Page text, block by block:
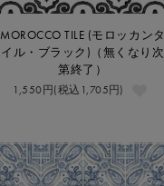
MOROCCO TILE (モロッカンタ
イル・ブラック)（無くなり次
第終了）
1,550円(税込1,705円)